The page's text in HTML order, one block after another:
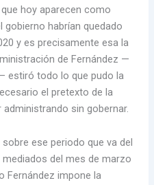
hoy aparecen como
habrían quedado
y es precisamente esa la
de Fernández —
estiró todo lo que pudo la
el pretexto de la
sin gobernar.
ese periodo que va del
del mes de marzo
Fernández impone la